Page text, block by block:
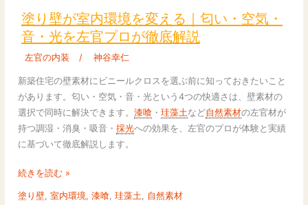
り
塗り壁が室内環境を変える｜匂い・空気・
音・光を左官プロが徹底解説
左官の内装 / 神谷幸仁
新築住宅の壁素材にビニールクロスを選ぶ前に知っておきたいこと
があります。匂い・空気・音・光という4つの快適さは、壁素材の
選択で同時に解決できます。漆喰 ・珪藻土など自然素材の左官材が
持つ調湿・消臭・吸音・採光への効果を、左官のプロが体験と実績
に基づいて徹底解説します。
壁
が
室
内
環
を
変
｜
い・
続きを読む »
塗り壁,室内環境,漆喰,珪藻土, 自然素材